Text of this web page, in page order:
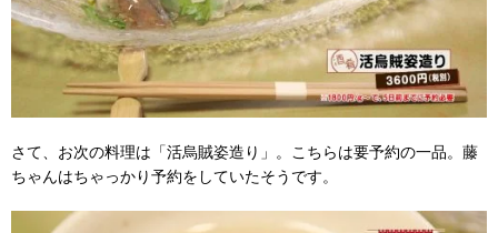
さて、お次の料理は「活烏賊姿造り」。こちらは要予約の一品。藤
ちゃんはちゃっかり予約をしていたそうです。